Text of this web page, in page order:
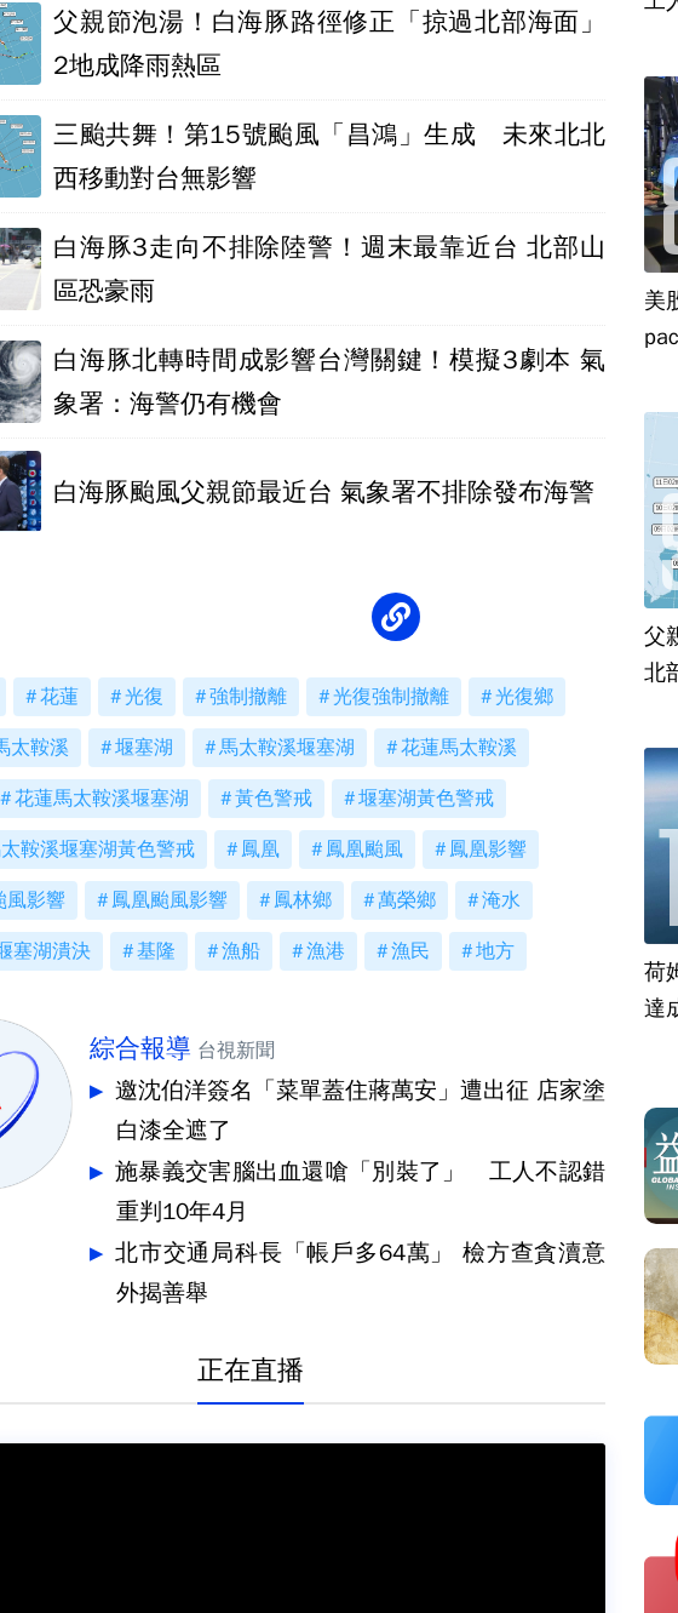
父親節泡湯！白海豚路徑修正「掠過北部海面」
2地成降雨熱區
三颱共舞！第15號颱風「昌鴻」生成 未來北北
西移動對台無影響
白海豚3走向不排除陸警！週末最靠近台 北部山
區恐豪雨
白海豚北轉時間成影響台灣關鍵！模擬3劇本 氣
象署：海警仍有機會
白海豚颱風父親節最近台 氣象署不排除發布海警
花蓮 光復 強制撤離 光復強制撤離 光復鄉
太鞍溪 堰塞湖 馬太鞍溪堰塞湖 花蓮馬太鞍溪
花蓮馬太鞍溪堰塞湖 黃色警戒 堰塞湖黃色警戒
鞍溪堰塞湖黃色警戒 鳳凰 鳳凰颱風 鳳凰影響
風影響 鳳凰颱風影響 鳳林鄉 萬榮鄉 淹水
塞湖潰決 基隆 漁船 漁港 漁民 地方
綜合報導 台視新聞
邀沈伯洋簽名「菜單蓋住蔣萬安」遭出征 店家塗
白漆全遮了
施暴義交害腦出血還嗆「別裝了」 工人不認錯
重判10年4月
北市交通局科長「帳戶多64萬」 檢方查貪瀆意
外揭善舉
正在直播
美
父
北
荷
達